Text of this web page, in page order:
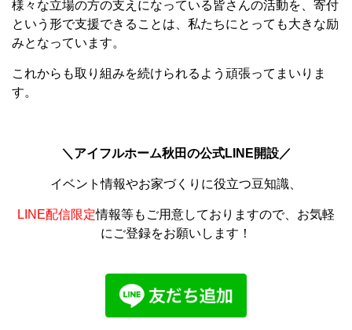
様々な立場の方の支えになっている皆さんの活動を、寄付
という形で支援できることは、私たちにとっても大きな励
みとなっています。
これからも取り組みを続けられるよう頑張ってまいりま
す。
＼アイフルホーム秋田の公式LINE開設／
イベント情報やお家づくりに役立つ豆知識、
LINE配信限定情報等もご用意しておりますので、お気軽
にご登録をお願いします！